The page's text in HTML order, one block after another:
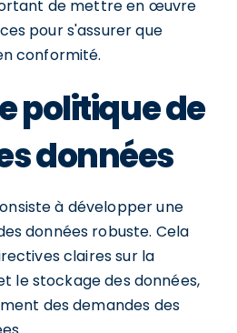
de mettre en œuvre
pour s'assurer que
conformité.
politique de
données
à développer une
données robuste. Cela
claires sur la
le stockage des données,
des demandes des